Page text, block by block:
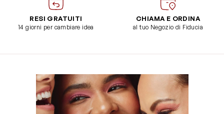
RESI GRATUITI
14 giorni per cambiare idea
CHIAMA E ORDINA
al tuo Negozio di Fiducia